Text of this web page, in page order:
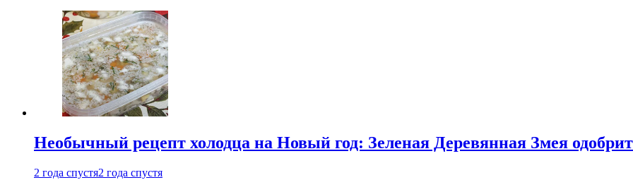
Необычный рецепт холодца на Новый год: Зеленая Деревянная Змея одобрит
2 года спустя2 года спустя